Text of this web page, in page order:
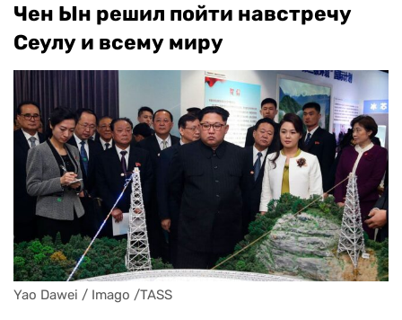
Чен Ын решил пойти навстречу
Сеулу и всему миру
Yao Dawei / Imago /TASS